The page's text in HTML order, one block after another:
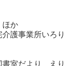
ほか
護事業所いろり
室だより えり